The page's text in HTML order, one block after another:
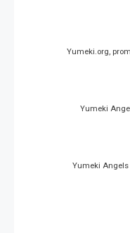
Yumeki.org,
Yumeki
Yumeki Angels